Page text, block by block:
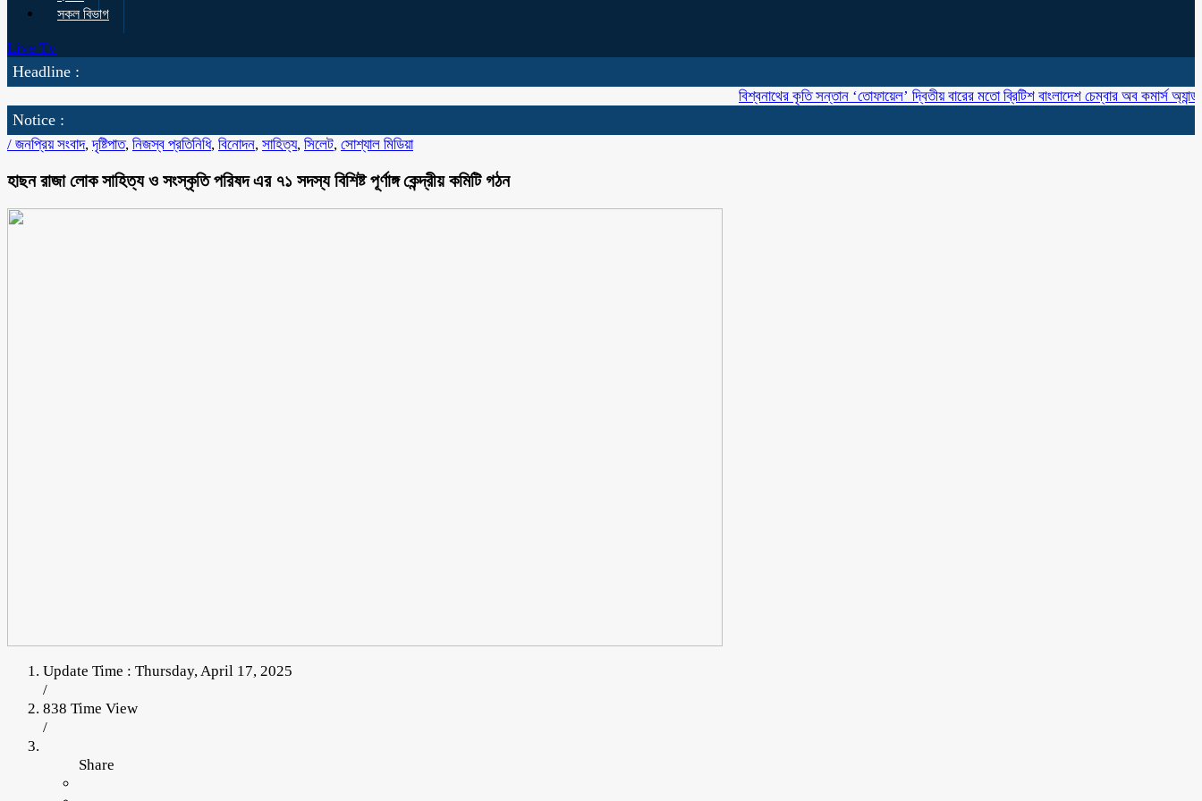
সকল বিভাগ
Live Tv
Headline :
বিশ্বনাথের কৃতি সন্তান ‘তোফায়েল’ দ্বিতীয় বারের মতো ব্রিটিশ বাংলাদেশ চেম্বার অব কমার্স অ্যান্ড
Notice :
/ জনপ্রিয় সংবাদ,দৃষ্টিপাত, নিজস্ব প্রতিনিধি, বিনোদন, সাহিত্য, সিলেট, সোশ্যাল মিডিয়া
হাছন রাজা লোক সাহিত্য ও সংস্কৃতি পরিষদ এর ৭১ সদস্য বিশিষ্ট পূর্ণাঙ্গ কেন্দ্রীয় কমিটি গঠন
Update Time : Thursday, April 17, 2025
/
838 Time View
/
Share